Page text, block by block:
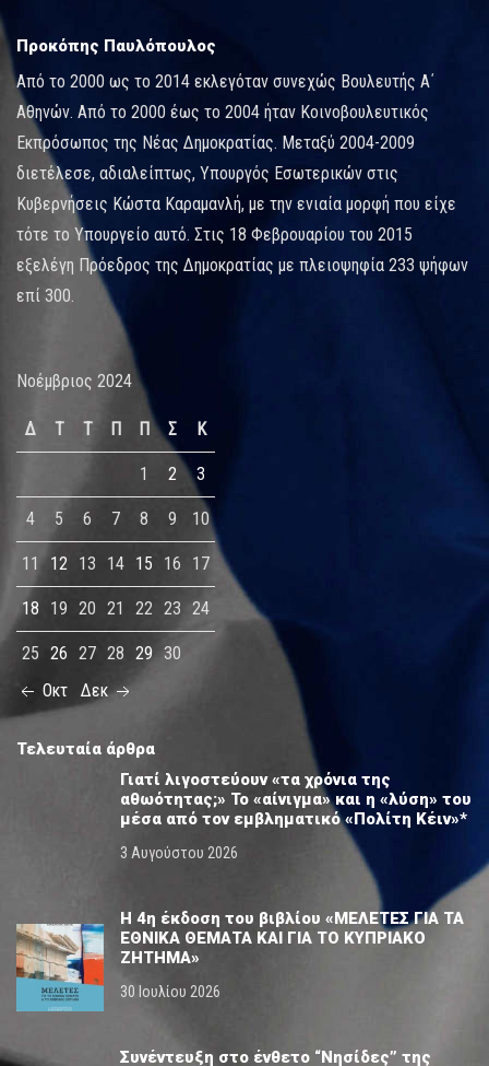
Προκόπης Παυλόπουλος
Από το 2000 ως το 2014 εκλεγόταν συνεχώς Βουλευτής Α΄
Αθηνών. Από το 2000 έως το 2004 ήταν Κοινοβουλευτικός
Εκπρόσωπος της Νέας Δημοκρατίας. Μεταξύ 2004-2009
διετέλεσε, αδιαλείπτως, Υπουργός Εσωτερικών στις
Κυβερνήσεις Κώστα Καραμανλή, με την ενιαία μορφή που είχε
τότε το Υπουργείο αυτό. Στις 18 Φεβρουαρίου του 2015
εξελέγη Πρόεδρος της Δημοκρατίας με πλειοψηφία 233 ψήφων
επί 300.
Νοέμβριος 2024
Δ Τ Τ Π Π Σ Κ
1 2 3
4 5 6 7 8 9 10
11 12 13 14 15 16 17
18 19 20 21 22 23 24
25 26 27 28 29 30
Οκτ
Δεκ
Τελευταία άρθρα
Γιατί λιγοστεύουν «τα χρόνια της
αθωότητας;» Το «αίνιγμα» και η «λύση» του
μέσα από τον εμβληματικό «Πολίτη Κέιν»*
3 Αυγούστου 2026
Η 4η έκδοση του βιβλίου «ΜΕΛΕΤΕΣ ΓΙΑ ΤΑ
ΕΘΝΙΚΑ ΘΕΜΑΤΑ ΚΑΙ ΓΙΑ ΤΟ ΚΥΠΡΙΑΚΟ
ΖΗΤΗΜΑ»
30 Ιουλίου 2026
Συνέντευξη στο ένθετο “Νησίδες” της